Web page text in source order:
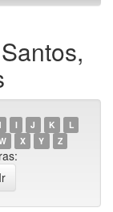
I J K
L
X Y Z